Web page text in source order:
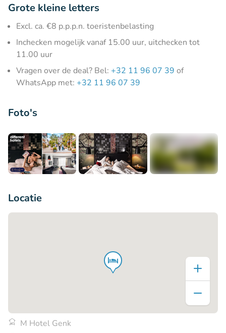
Grote kleine letters
Excl. ca. €8 p.p.p.n. toeristenbelasting
Inchecken mogelijk vanaf 15.00 uur, uitchecken tot
11.00 uur
Vragen over de deal? Bel: +32 11 96 07 39 of
WhatsApp met: +32 11 96 07 39
Foto's
Locatie
M Hotel Genk